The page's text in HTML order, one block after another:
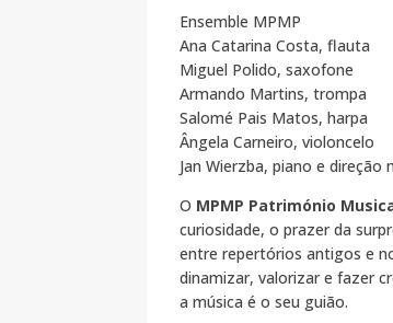
Ensemble MPMP
Ana Catarina Costa, flauta
Miguel Polido, saxofone
Armando Martins, trompa
Salomé Pais Matos, harpa
Ângela Carneiro, violoncelo
Jan Wierzba, piano e direção
O MPMP Património
curiosidade, o prazer da
entre repertórios antigos e
dinamizar, valorizar e fazer
a música é o seu guião.